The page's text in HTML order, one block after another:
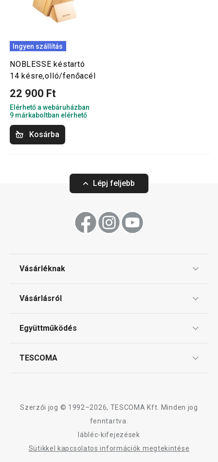
Ingyen szállítás
NOBLESSE késtartó
14 késre,olló/fenőacél
22 900 Ft
Elérhető a webáruházban
9 márkaboltban elérhető
Kosárba
Lépj feljebb
Vásárléknak
Gyakori kérdések
Vásárlásról
Reklamáció és termékvisszaküldés
Együttműködés
TESCOMA
Szerzői jog © 1992–2026, TESCOMA Kft. Minden jog
fenntartva.
lábléc-kifejezések
Sütikkel kapcsolatos információk megtekintése